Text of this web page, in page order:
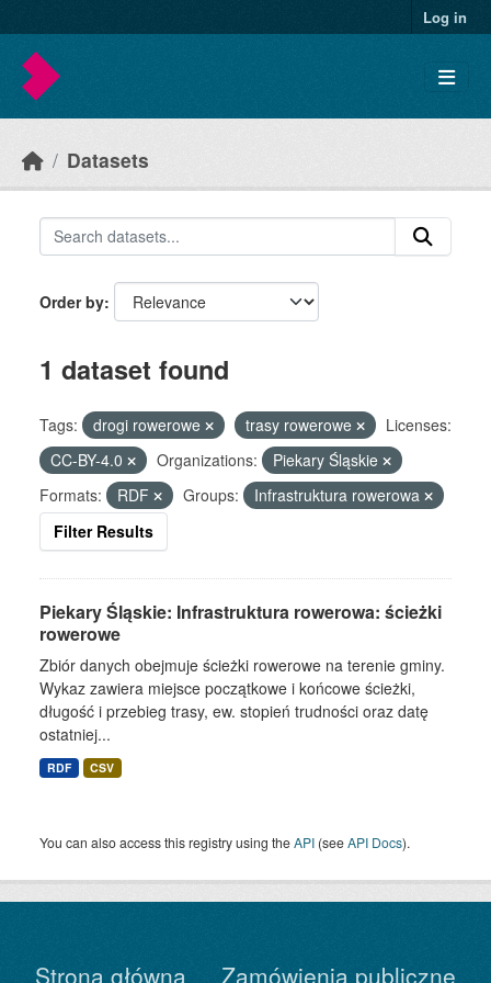
Log in
Datasets
Order by
1 dataset found
Tags: drogi rowerowe trasy rowerowe
Licenses:
CC-BY-4.0
Organizations:
Piekary Śląskie
Formats:
RDF Groups:
Infrastruktura rowerowa
Filter Results
Piekary Śląskie: Infrastruktura rowerowa: ścieżki
rowerowe
Zbiór danych obejmuje ścieżki rowerowe na terenie gminy.
Wykaz zawiera miejsce początkowe i końcowe ścieżki,
długość i przebieg trasy, ew. stopień trudności oraz datę
ostatniej...
RDF CSV
You can also access this registry using theAPI (seeAPI Docs).
Strona główna Zamówienia publiczne